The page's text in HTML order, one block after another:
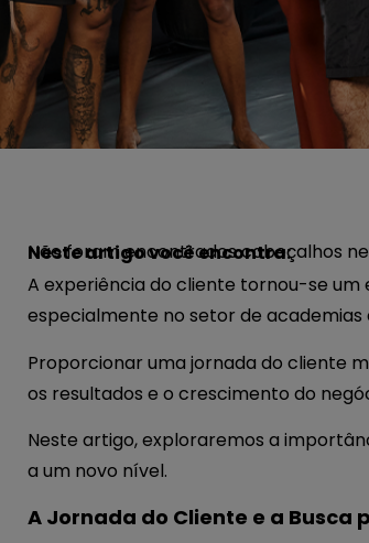
Neste artigo você encontra:
Não foram encontrados cabeçalhos
A experiência do cliente tornou-se
especialmente no setor de academias
Proporcionar uma jornada do cliente
os resultados e o crescimento do
Neste artigo, exploraremos a
a um novo nível.
A Jornada do Cliente e a Busca